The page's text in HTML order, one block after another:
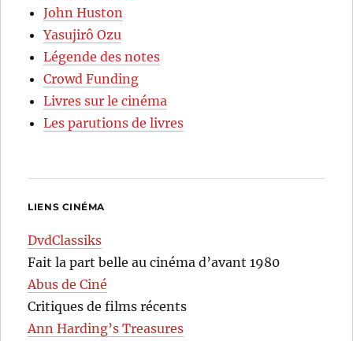
John Huston
Yasujirô Ozu
Légende des notes
Crowd Funding
Livres sur le cinéma
Les parutions de livres
LIENS CINÉMA
DvdClassiks
Fait la part belle au cinéma d’avant 1980
Abus de Ciné
Critiques de films récents
Ann Harding’s Treasures